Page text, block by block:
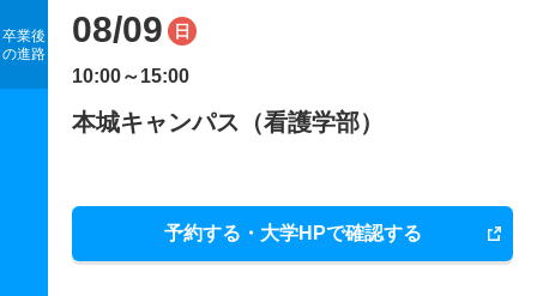
卒業後
の進路
08/09 日
10:00～15:00
本城キャンパス（看護学部）
予約する・大学HPで確認する